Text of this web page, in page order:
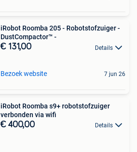
iRobot Roomba 205 - Robotstofzuiger -
DustCompactor™ -
€ 131,00 Details
Bezoek website 7 jun 26
iRobot Roomba s9+ robotstofzuiger
verbonden via wifi
€ 400,00 Details